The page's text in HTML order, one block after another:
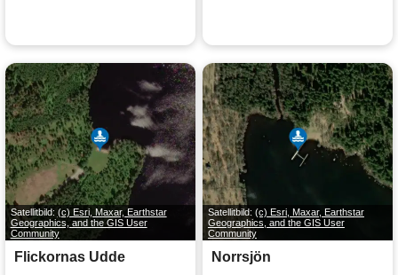
Satellitbild: (c) Esri, Maxar, Earthstar
Geographics, and the GIS User
Community
Flickornas Udde
Satellitbild: (c) Esri, Maxar, Earthstar
Geographics, and the GIS User
Community
Norrsjön